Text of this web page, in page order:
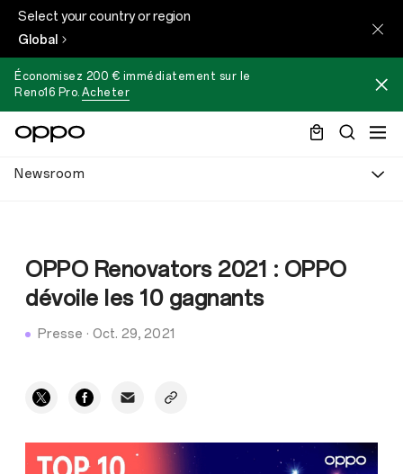
Select your country or region
Global
Économisez 200 € immédiatement sur le
Reno16 Pro. Acheter
Newsroom
OPPO Renovators 2021 : OPPO
dévoile les 10 gagnants
Presse · Oct. 29, 2021